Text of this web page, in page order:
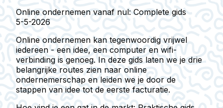
Online ondernemen vanaf nul: Complete gids
5-5-2026
Online ondernemen kan tegenwoordig vrijwel
iedereen - een idee, een computer en wifi-
verbinding is genoeg. In deze gids laten we je drie
belangrijke routes zien naar online
ondernemerschap en leiden we je door de
stappen van idee tot de eerste facturatie.